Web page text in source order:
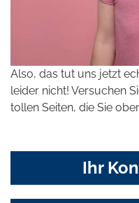
Also, das tut uns jetzt
leider nicht! Versuchen
tollen Seiten, die Sie
Ihr